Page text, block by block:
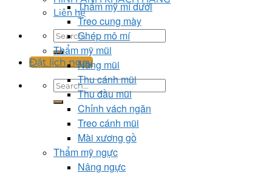
Liên hệ
Đặt lịch ngay
Thẩm mỹ mí dưới
Treo cung mày
Ghép mô mí
Thẩm mỹ mũi
Nâng mũi
Thu cánh mũi
Thu đầu mũi
Chỉnh vách ngăn
Treo cánh mũi
Mài xương gồ
Thẩm mỹ ngực
Nâng ngực